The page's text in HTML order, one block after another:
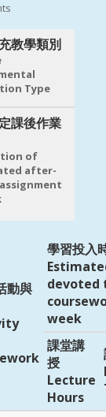
教學類別
Type
課後作業
of
after-
動與
學習投入
devoted
week
課堂講
授
Lecture
Hours